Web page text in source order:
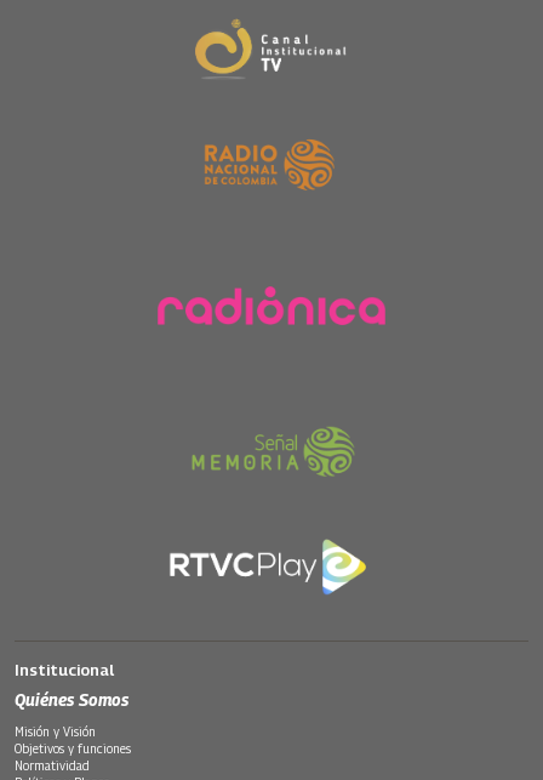
Institucional
Quiénes Somos
Misión y Visión
Objetivos y funciones
Normatividad